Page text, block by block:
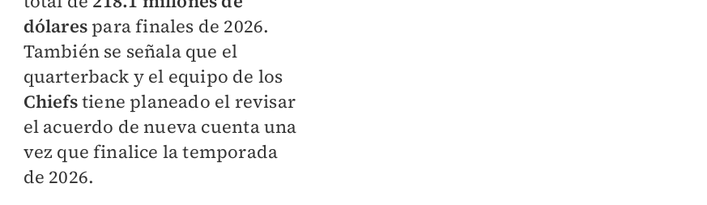
dólarespara finales de 2026.
También se señala que el
quarterback y el equipo de los
Chiefstiene planeado el revisar
el acuerdo de nueva cuenta una
vez que finalice la temporada
de 2026.